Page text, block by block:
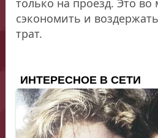
сэкономить и
трат.